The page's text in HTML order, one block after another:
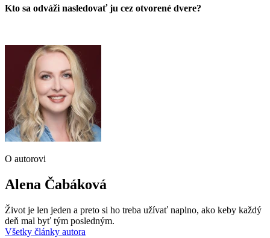
Kto sa odváži nasledovať ju cez otvorené dvere?
O autorovi
Alena Čabáková
Život je len jeden a preto si ho treba užívať naplno, ako keby každý
deň mal byť tým posledným.
Všetky články autora